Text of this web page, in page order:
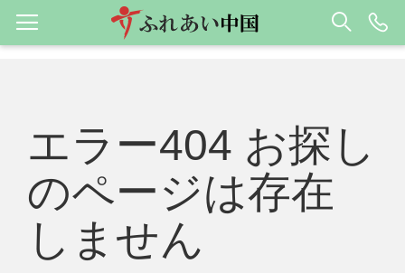
エラー404 お探し
のページは存在
しません